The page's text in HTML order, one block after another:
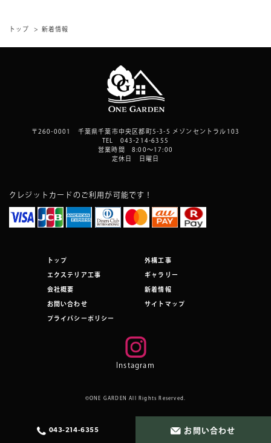
トップ 新着情報
トップ 外構工事
エクステリア工事 ギャラリー
会社概要 新着情報
お問い合わせ サイトマップ
プライバシーポリシー
〒260-0001 千葉県千葉市中央区都町5-3-5 メゾンセントラル103
TEL 043-214-6355
営業時間 8:00～17:00
定休日 日曜日
クレジットカードのご利用が可能です！
Instagram
©ONE GARDEN All Rights Reserved.
043-214-6355 お問い合わせ